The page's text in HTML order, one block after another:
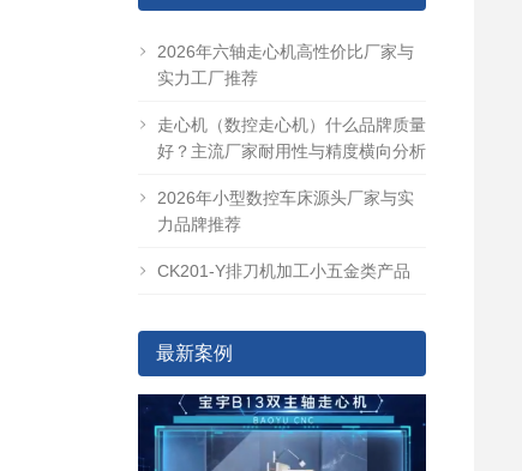
2026年六轴走心机高性价比厂家与
实力工厂推荐
走心机（数控走心机）什么品牌质量
好？主流厂家耐用性与精度横向分析
2026年小型数控车床源头厂家与实
力品牌推荐
CK201-Y排刀机加工小五金类产品
最新案例